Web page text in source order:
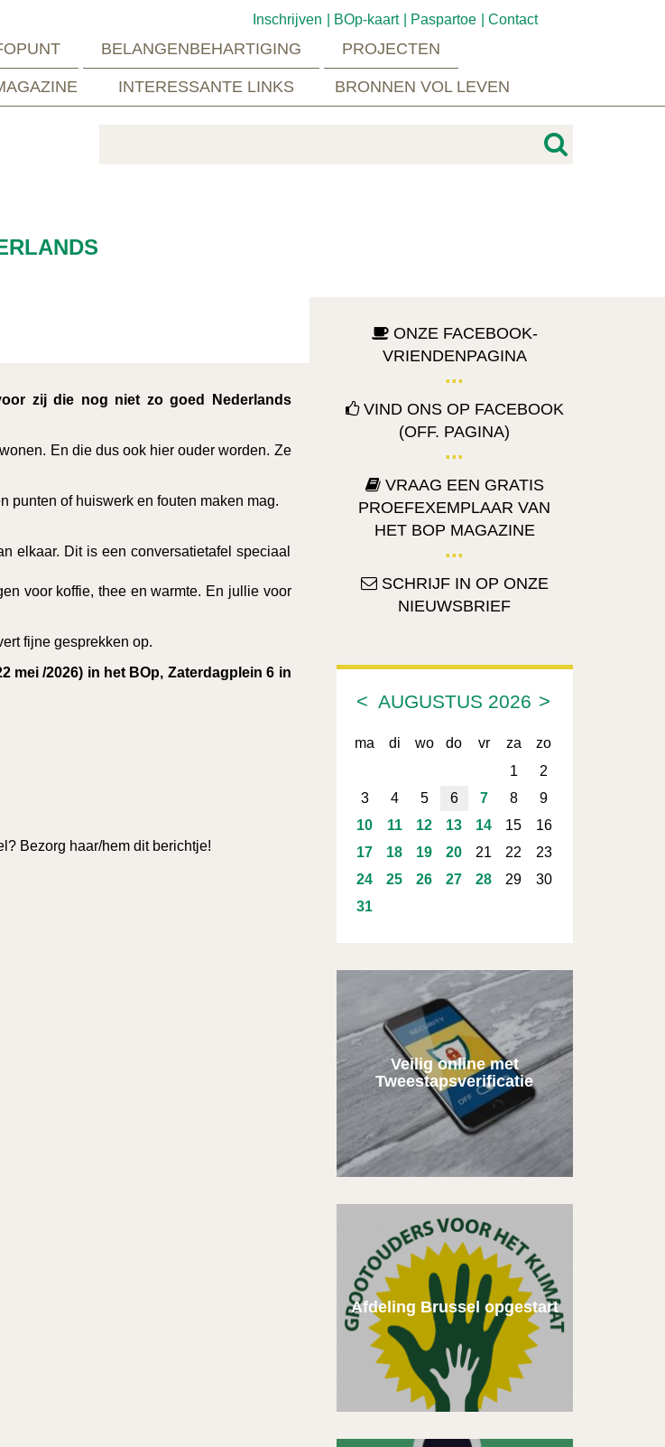
Inschrijven BOp-kaart Paspartoe Contact
BELANGENBEHARTIGING PROJECTEN
INTERESSANTE LINKS BRONNEN VOL LEVEN
zij die nog niet zo goed Nederlands
En die dus ook hier ouder worden. Ze
punten of huiswerk en fouten maken mag.
elkaar. Dit is een conversatietafel speciaal
voor koffie, thee en warmte. En jullie voor
fijne gesprekken op.
mei /2026) in het BOp, Zaterdagplein 6 in
Bezorg haar/hem dit berichtje!
ONZE FACEBOOK-
VRIENDENPAGINA
VIND ONS OP FACEBOOK
(OFF. PAGINA)
VRAAG EEN GRATIS
PROEFEXEMPLAAR VAN
HET BOP MAGAZINE
SCHRIJF IN OP ONZE
NIEUWSBRIEF
< >
AUGUSTUS 2026
ma di wo do vr za
zo
1
2
3
4 5 6 7 8
9
10
11 12 13 14 15
16
17
18 19 20 21 22
23
24
25 26 27 28 29
30
31
Veilig online met
Tweestapsverificatie
Afdeling Brussel opgestart